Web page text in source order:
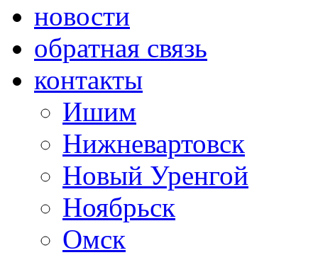
новости
обратная связь
контакты
Ишим
Нижневартовск
Новый Уренгой
Ноябрьск
Омск